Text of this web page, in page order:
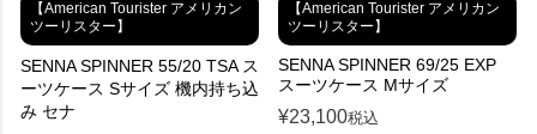
【American Tourister アメリカン
ツーリスター】
SENNA SPINNER 55/20 TSA ス
ーツケース Sサイズ 機内持ち込
み セナ
【American Tourister アメリカン
ツーリスター】
SENNA SPINNER 69/25 EXP
スーツケース Mサイズ
¥23,100税込